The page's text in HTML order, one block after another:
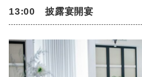
13:00 披露宴開宴